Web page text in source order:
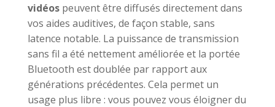
vidéospeuvent être diffusés directement dans
vos aides auditives, de façon stable, sans
latence notable. La puissance de transmission
sans fil a été nettement améliorée et la portée
Bluetooth est doublée par rapport aux
générations précédentes. Cela permet un
usage plus libre : vous pouvez vous éloigner du